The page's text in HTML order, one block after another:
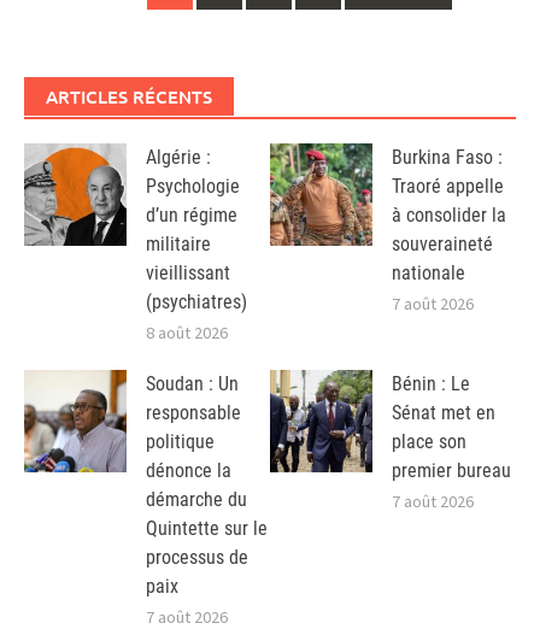
ARTICLES RÉCENTS
Algérie :
Psychologie
d’un régime
militaire
vieillissant
(psychiatres)
8 août 2026
Burkina Faso :
Traoré appelle
à consolider la
souveraineté
nationale
7 août 2026
Soudan : Un
responsable
politique
dénonce la
démarche du
Quintette sur le
processus de
paix
7 août 2026
Bénin : Le
Sénat met en
place son
premier bureau
7 août 2026